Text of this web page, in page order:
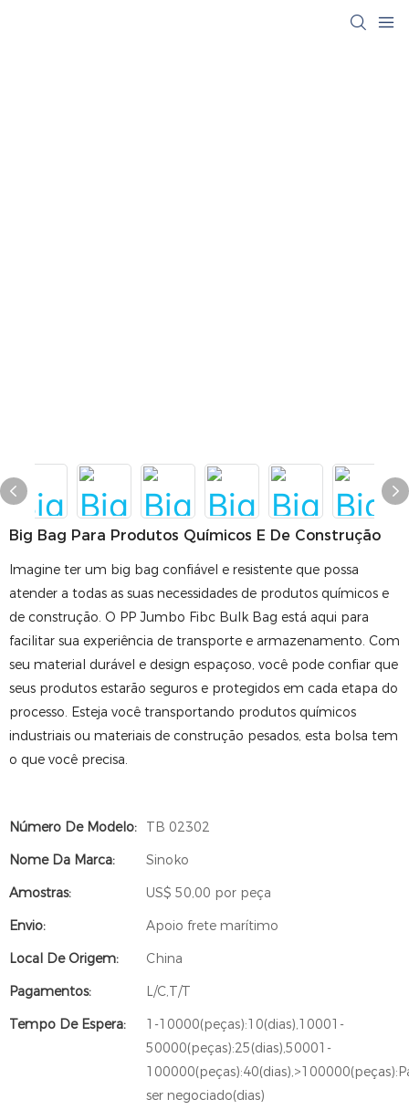
Big Bag Para Produtos Químicos E De Construção
Imagine ter um big bag confiável e resistente que possa
atender a todas as suas necessidades de produtos químicos e
de construção. O PP Jumbo Fibc Bulk Bag está aqui para
facilitar sua experiência de transporte e armazenamento. Com
seu material durável e design espaçoso, você pode confiar que
seus produtos estarão seguros e protegidos em cada etapa do
processo. Esteja você transportando produtos químicos
industriais ou materiais de construção pesados, esta bolsa tem
o que você precisa.
Número De Modelo:
TB 02302
Nome Da Marca:
Sinoko
Amostras:
US$ 50,00 por peça
Envio:
Apoio frete marítimo
Local De Origem:
China
Pagamentos:
L/C,T/T
Tempo De Espera:
1-10000(peças):10(dias),10001-
50000(peças):25(dias),50001-
ser negociado(dias)